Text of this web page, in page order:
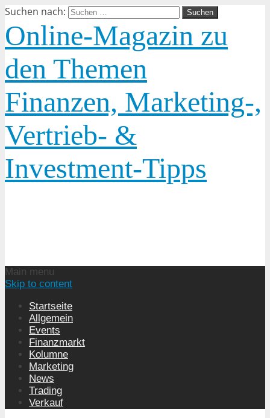
Suchen nach:
Online-Magazin zu
den Themen
Finanzen, Marketing-,
Vertrieb- &
Investment-Tipps
Main menu
Skip to content
Startseite
Allgemein
Events
Finanzmarkt
Kolumne
Marketing
News
Trading
Verkauf